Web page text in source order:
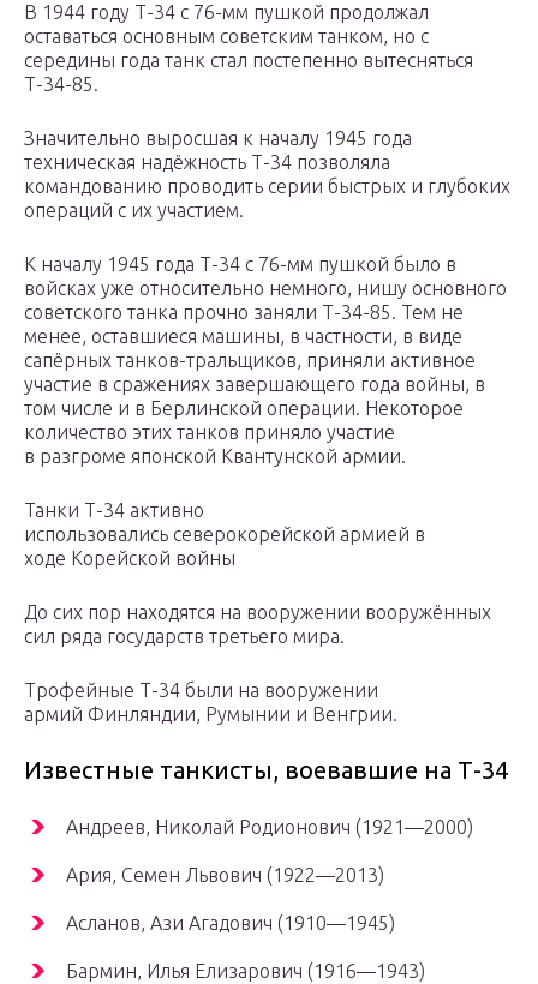
В 1944 году Т-34 с 76-мм пушкой продолжал
оставаться основным советским танком, но с
середины года танк стал постепенно вытесняться
Т-34-85.
Значительно выросшая к началу 1945 года
техническая надёжность Т-34 позволяла
командованию проводить серии быстрых и глубоких
операций с их участием.
К началу 1945 года Т-34 с 76-мм пушкой было в
войсках уже относительно немного, нишу основного
советского танка прочно заняли Т-34-85. Тем не
менее, оставшиеся машины, в частности, в виде
сапёрных танков-тральщиков, приняли активное
участие в сражениях завершающего года войны, в
том числе и в Берлинской операции. Некоторое
количество этих танков приняло участие
в разгроме японской Квантунской армии.
Танки Т-34 активно
использовались северокорейской армией в
ходе Корейской войны
До сих пор находятся на вооружении вооружённых
сил ряда государств третьего мира.
Трофейные Т-34 были на вооружении
армий Финляндии, Румынии и Венгрии.
Известные танкисты, воевавшие на Т-34
Андреев, Николай Родионович (1921—2000)
Ария, Семен Львович (1922—2013)
Асланов, Ази Агадович (1910—1945)
Бармин, Илья Елизарович (1916—1943)